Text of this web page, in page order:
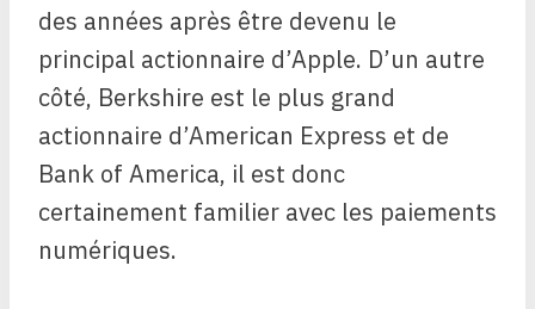
des années après être devenu le
principal actionnaire d’Apple. D’un autre
côté, Berkshire est le plus grand
actionnaire d’American Express et de
Bank of America, il est donc
certainement familier avec les paiements
numériques.